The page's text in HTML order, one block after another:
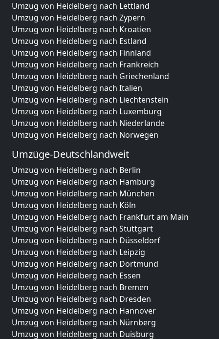
Umzug von Heidelberg nach Lettland
Umzug von Heidelberg nach Zypern
Umzug von Heidelberg nach Kroatien
Umzug von Heidelberg nach Estland
Umzug von Heidelberg nach Finnland
Umzug von Heidelberg nach Frankreich
Umzug von Heidelberg nach Griechenland
Umzug von Heidelberg nach Italien
Umzug von Heidelberg nach Liechtenstein
Umzug von Heidelberg nach Luxemburg
Umzug von Heidelberg nach Niederlande
Umzug von Heidelberg nach Norwegen
Umzüge-Deutschlandweit
Umzug von Heidelberg nach Berlin
Umzug von Heidelberg nach Hamburg
Umzug von Heidelberg nach München
Umzug von Heidelberg nach Köln
Umzug von Heidelberg nach Frankfurt am Main
Umzug von Heidelberg nach Stuttgart
Umzug von Heidelberg nach Düsseldorf
Umzug von Heidelberg nach Leipzig
Umzug von Heidelberg nach Dortmund
Umzug von Heidelberg nach Essen
Umzug von Heidelberg nach Bremen
Umzug von Heidelberg nach Dresden
Umzug von Heidelberg nach Hannover
Umzug von Heidelberg nach Nürnberg
Umzug von Heidelberg nach Duisburg